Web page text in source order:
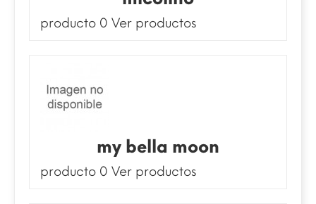
producto 0 Ver productos
my bella moon
producto 0 Ver productos